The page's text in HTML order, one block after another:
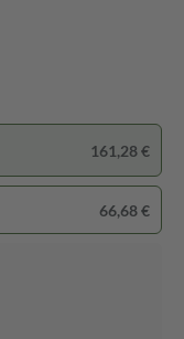
161,28 €
66,68 €